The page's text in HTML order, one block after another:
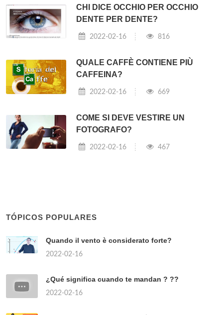
CHI DICE OCCHIO PER OCCHIO
DENTE PER DENTE?
2022-02-16 816
QUALE CAFFÈ CONTIENE PIÙ
CAFFEINA?
2022-02-16 669
COME SI DEVE VESTIRE UN
FOTOGRAFO?
2022-02-16 467
TÓPICOS POPULARES
Quando il vento è considerato forte?
2022-02-16
¿Qué significa cuando te mandan ? ??
2022-02-16